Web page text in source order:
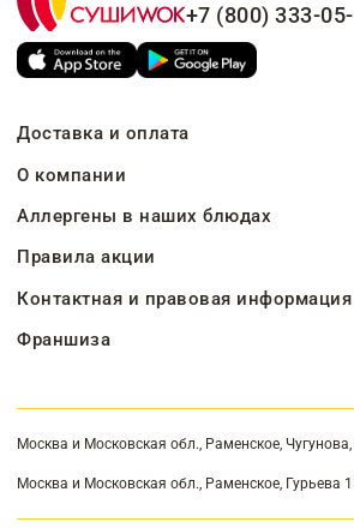
+7 (800) 333-
Доставка и оплата
О компании
Аллергены в наших блюдах
Правила акции
Контактная и правовая информация
Франшиза
Москва и Московская обл., Раменское, Чугунова,
Москва и Московская обл., Раменское, Гурьева